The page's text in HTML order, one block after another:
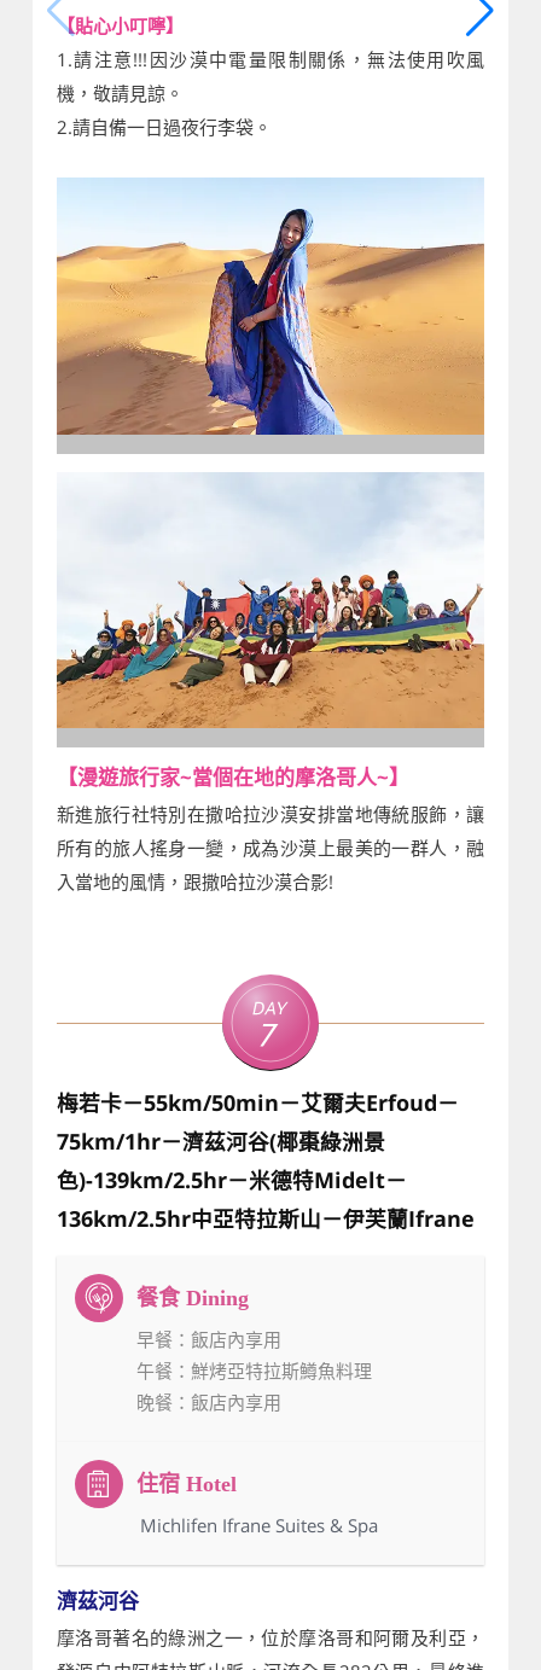
【貼心小叮嚀】
1.請注意!!!因沙漠中電量限制關係，無法使用吹風
機，敬請見諒。
2.請自備一日過夜行李袋。
【漫遊旅行家~當個在地的摩洛哥人~】
新進旅行社特別在撒哈拉沙漠安排當地傳統服飾，讓
所有的旅人搖身一變，成為沙漠上最美的一群人，融
入當地的風情，跟撒哈拉沙漠合影!
Day
7
梅若卡－55km/50min－艾爾夫Erfoud－
75km/1hr－濟茲河谷(椰棗綠洲景
色)-139km/2.5hr－米德特Midelt－
136km/2.5hr中亞特拉斯山－伊芙蘭Ifrane
早餐 ：飯店內享用
午餐 ：鮮烤亞特拉斯鱒魚料理
晚餐 ：飯店內享用
：Michlifen Ifrane Suites & Spa
濟茲河谷
摩洛哥著名的綠洲之一，位於摩洛哥和阿爾及利亞，